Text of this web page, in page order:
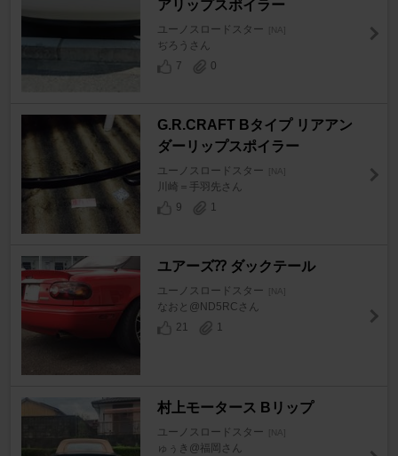
アリップスポイラー
ユーノスロードスター [NA]
ぢろうさん
7
0
G.R.CRAFT Bタイプ リアアン
ダーリップスポイラー
ユーノスロードスター [NA]
川崎＝手羽先さん
9
1
ユアーズ⁇ ダックテール
ユーノスロードスター [NA]
なおと@ND5RCさん
21
1
村上モータース Bリップ
ユーノスロードスター [NA]
ゅぅき@福岡さん